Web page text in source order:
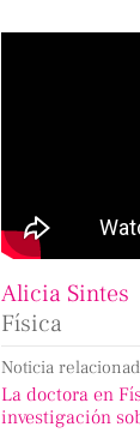
Alicia Sintes
Física
Noticia
La doctora en
investigación